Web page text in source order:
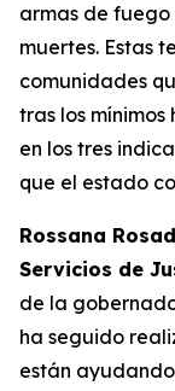
armas de fuego
muertes. Estas
comunidades
tras los
en los tres
que el estado
Rossana
Servicios de
de la
ha seguido
están